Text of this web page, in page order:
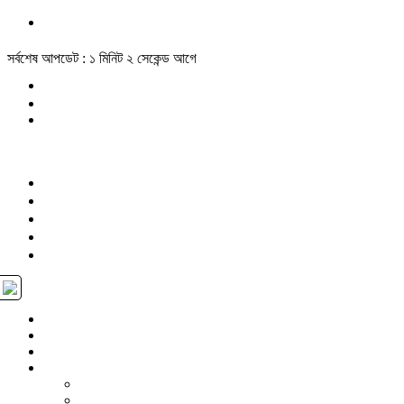
সর্বশেষ আপডেট : ১ মিনিট ২ সেকেন্ড আগে